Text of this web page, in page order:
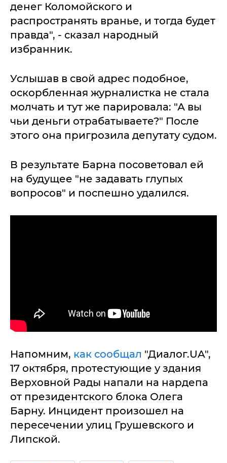
денег Коломойского и
распространять вранье, и тогда будет
правда", - сказал народный
избранник.
Услышав в свой адрес подобное,
оскорбленная журналистка не стала
молчать и тут же парировала: "А вы
чьи деньги отрабатываете?" После
этого она пригрозила депутату судом.
В результате Барна посоветовал ей
на будущее "не задавать глупых
вопросов" и поспешно удалился.
Напомним, как сообщал "Диалог.UA",
17 октября, протестующие у здания
Верховной Рады напали на нардепа
от президентского блока Олега
Барну. Инцидент произошел на
пересечении улиц Грушевского и
Липской.